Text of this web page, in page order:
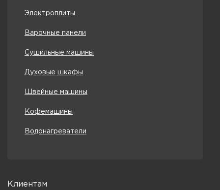
Электроплиты
Варочные панели
Сушильные машины
Духовые шкафы
Швейные машины
Кофемашины
Водонагреватели
Клиентам